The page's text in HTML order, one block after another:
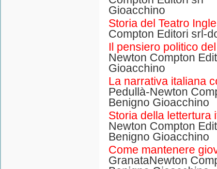
Gioacchino
Storia del Teatro
Compton Editori srl-
Il pensiero politico
Newton Compton
Gioacchino
La narrativa italiana
Pedullà-Newton
Benigno Gioacchino
Storia della lettertura
Newton Compton
Benigno Gioacchino
Come mantenere
GranataNewton